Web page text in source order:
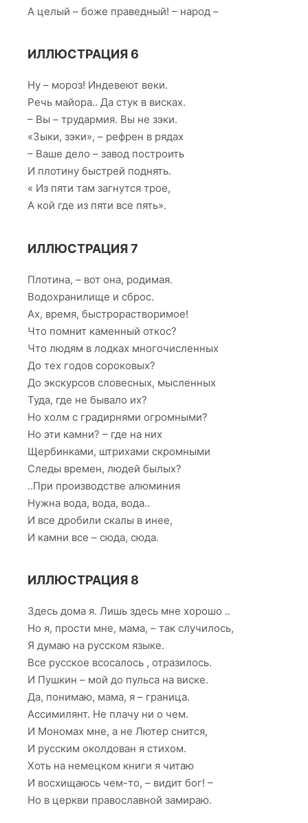
А целый – боже праведный! – народ –
ИЛЛЮСТРАЦИЯ 6
Ну – мороз! Индевеют веки.
Речь майора.. Да стук в висках.
– Вы – трудармия. Вы не зэки.
«Зыки, зэки», – рефрен в рядах
– Ваше дело – завод построить
И плотину быстрей поднять.
« Из пяти там загнутся трое,
А кой где из пяти все пять».
ИЛЛЮСТРАЦИЯ 7
Плотина, – вот она, родимая.
Водохранилище и сброс.
Ах, время, быстрорастворимое!
Что помнит каменный откос?
Что людям в лодках многочисленных
До тех годов сороковых?
До экскурсов словесных, мысленных
Туда, где не бывало их?
Но холм с градирнями огромными?
Но эти камни? – где на них
Щербинками, штрихами скромными
Следы времен, людей былых?
..При производстве алюминия
Нужна вода, вода, вода..
И все дробили скалы в инее,
И камни все – сюда, сюда.
ИЛЛЮСТРАЦИЯ 8
Здесь дома я. Лишь здесь мне хорошо ..
Но я, прости мне, мама, – так случилось,
Я думаю на русском языке.
Все русское всосалось , отразилось.
И Пушкин – мой до пульса на виске.
Да, понимаю, мама, я – граница.
Ассимилянт. Не плачу ни о чем.
И Мономах мне, а не Лютер снится,
И русским околдован я стихом.
Хоть на немецком книги я читаю
И восхищаюсь чем-то, – видит бог! –
Но в церкви православной замираю.